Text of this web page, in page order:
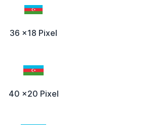
36 x18 Pixel
40 x20 Pixel